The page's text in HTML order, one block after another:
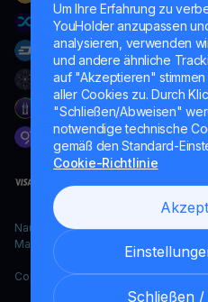
Um Ihre Erfahrung zu
YouHolder anzupassen
analysieren, verwenden
und andere ähnliche
auf "Akzeptieren"
aller Cookies zu. Durch
"Schließen/Abweisen"
notwendige technische
gemäß den Standard-
Cookie-Richtlinie
Schließen
Naumard LTD. – ausschließlich für
Marketingzwecke
Copyright YouHodler, 2026.